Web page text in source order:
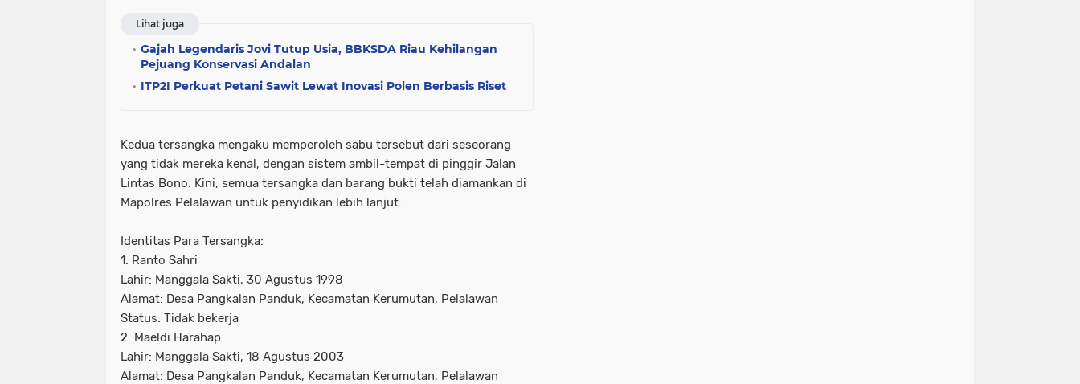
Lihat juga
Gajah Legendaris Jovi Tutup Usia, BBKSDA Riau Kehilangan
Pejuang Konservasi Andalan
ITP2I Perkuat Petani Sawit Lewat Inovasi Polen Berbasis Riset
Kedua tersangka mengaku memperoleh sabu tersebut dari seseorang
yang tidak mereka kenal, dengan sistem ambil-tempat di pinggir Jalan
Lintas Bono. Kini, semua tersangka dan barang bukti telah diamankan di
Mapolres Pelalawan untuk penyidikan lebih lanjut.
Identitas Para Tersangka:
1. Ranto Sahri
Lahir: Manggala Sakti, 30 Agustus 1998
Alamat: Desa Pangkalan Panduk, Kecamatan Kerumutan, Pelalawan
Status: Tidak bekerja
2. Maeldi Harahap
Lahir: Manggala Sakti, 18 Agustus 2003
Alamat: Desa Pangkalan Panduk, Kecamatan Kerumutan, Pelalawan